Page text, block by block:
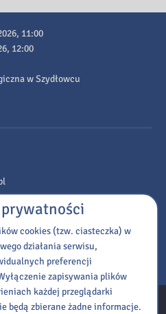
11:00
12:00
w Szydłowcu
cookies (tzw. ciasteczka) w
działania serwisu,
preferencji
zapisywania plików
każdej przeglądarki
będą zbierane żadne informacje.